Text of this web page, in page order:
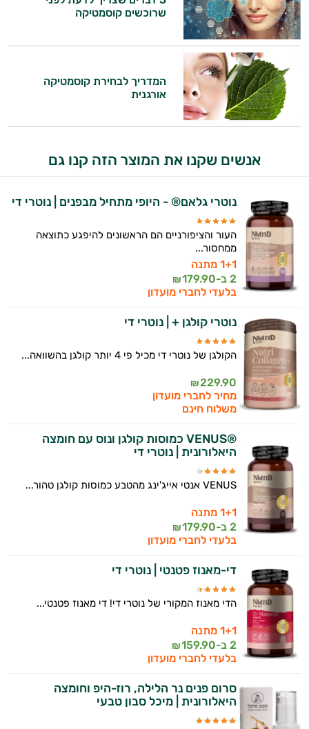
שרוכשים קוסמטיקה
המדריך לבחירת קוסמטיקה
אורגנית
אנשים שקנו את המוצר הזה קנו גם
נוטרי גלאם® - היופי מתחיל מבפנים | נוטרי די
העור והציפורניים הם הראשונים להיפגע כתוצאה
ממחסור...
1+1 מתנה
2 ב-
179.90
₪
בלעדי לחברי מועדון
נוטרי קולגן + | נוטרי די
הקולגן של נוטרי די מכיל פי 4 יותר קולגן בהשוואה...
229.90
₪
מחיר לחברי מועדון
משלוח חינם
®VENUS כמוסות קולגן ונוס עם חומצה
היאלורונית | נוטרי די
VENUS אנטי אייג'ינג מהטבע כמוסות קולגן טהור...
1+1 מתנה
2 ב-
179.90
₪
בלעדי לחברי מועדון
די-מאנוז פטנטי | נוטרי די
הדי מאנוז המקורי של נוטרי די! די מאנוז פטנטי...
1+1 מתנה
2 ב-
159.90
₪
בלעדי לחברי מועדון
סרום פנים נר הלילה, רוז-היפ וחומצה
היאלורונית | מיכל סבון טבעי